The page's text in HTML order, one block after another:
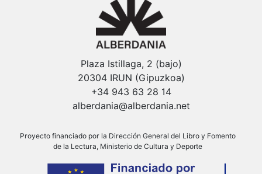
Plaza Istillaga, 2 (bajo)
20304 IRUN (Gipuzkoa)
+34 943 63 28 14
alberdania@alberdania.net
Proyecto financiado por la Dirección General del Libro y Fomento
de la Lectura, Ministerio de Cultura y Deporte